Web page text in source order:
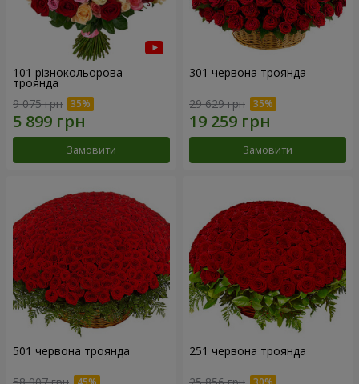
101 різнокольорова
троянда
9 075 грн
Замовити
301 червона троянда
29 629 грн
Замовити
501 червона троянда 251 червона троянда